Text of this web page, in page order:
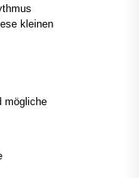
kleinen
mögliche